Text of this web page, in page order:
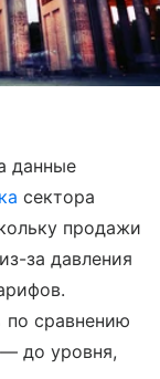
данные
сектора
продажи
за давления
по сравнению
до уровня,